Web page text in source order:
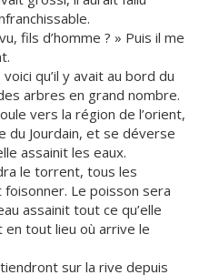
fils d’homme ? » Puis il me
qu’il y avait au bord du
arbres en grand nombre.
vers la région de l’orient,
du Jourdain, et se déverse
assainit les eaux.
le torrent, tous les
Le poisson sera
assainit tout ce qu’elle
tout lieu où arrive le
sur la rive depuis